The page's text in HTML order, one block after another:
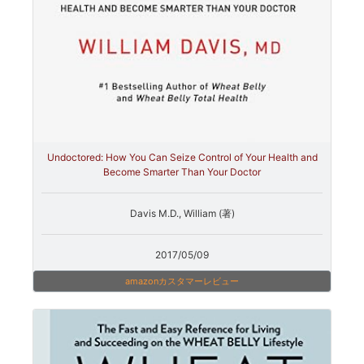
Undoctored: How You Can Seize Control of Your Health and
Become Smarter Than Your Doctor
Davis M.D., William (著)
2017/05/09
amazonカスタマーレビュー